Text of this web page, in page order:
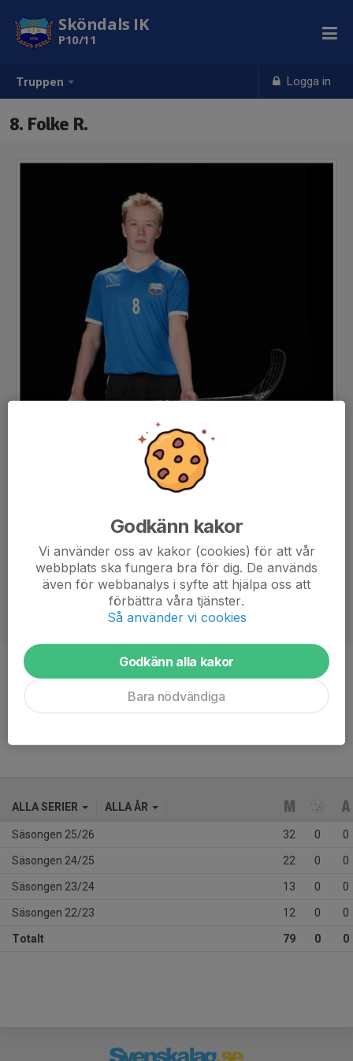
Truppen Logga in
Sköndals IK
P10/11
8. Folke R.
Position
-
15 år
ALLA SERIER ALLA ÅR
Säsongen 25/26 32 0 0
Säsongen 24/25 22 0 0
Säsongen 23/24 13 0 0
Säsongen 22/23 12 0 0
Totalt 79 0 0
Godkänn kakor
Vi använder oss av kakor (cookies) för att vår
webbplats ska fungera bra för dig. De används
även för webbanalys i syfte att hjälpa oss att
förbättra våra tjänster.
Så använder vi cookies
Godkänn alla kakor
Bara nödvändiga